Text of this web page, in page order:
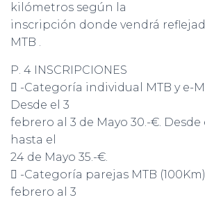
kilómetros según la
inscripción donde vendrá
MTB .
P. 4 INSCRIPCIONES
 -Categoría individual MTB y e-
Desde el 3
febrero al 3 de Mayo 30.-€. Desde
hasta el
24 de Mayo 35.-€.
 -Categoría parejas MTB
febrero al 3